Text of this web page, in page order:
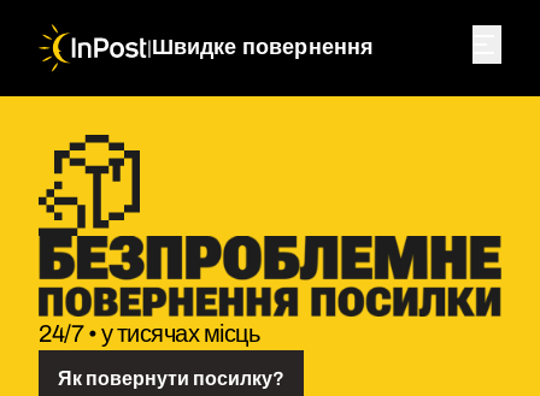
| Швидке повернення
24/7 • у тисячах місць
Як повернути посилку?